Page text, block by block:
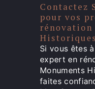
Contactez
pour vos
rénovation
Si vous êtes
expert en
Monuments
faites